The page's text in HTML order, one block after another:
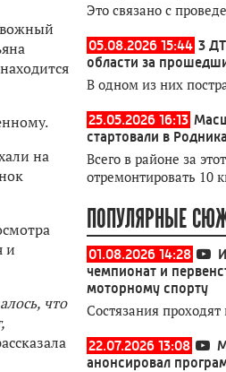
на
и
что
Это связано с
05.08.2026 15:44 3
области за
В одном из них
25.05.2026 16:13
стартовали в
Всего в районе за
отремонтировать 10
ПОПУЛЯРНЫЕ
01.08.2026 14:28
чемпионат и
моторному спорту
Состязания
22.07.2026 13:08
анонсировал